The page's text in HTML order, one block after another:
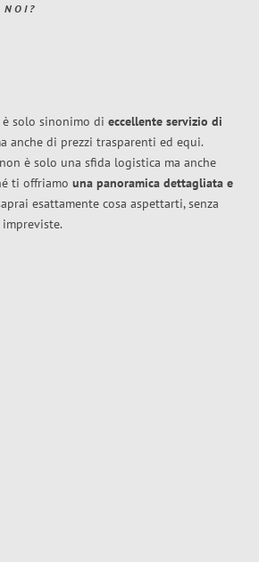
NOI?
è solo sinonimo di eccellente servizio di
anche di prezzi trasparenti ed equi.
non è solo una sfida logistica ma anche
ti offriamo una panoramica dettagliata e
esattamente cosa aspettarti, senza